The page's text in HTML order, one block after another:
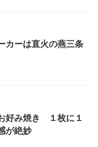
カーは直火の燕三条
好み焼き １枚に１
が絶妙